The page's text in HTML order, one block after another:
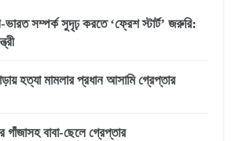
ভারত সম্পর্ক সুদৃঢ় করতে ‘ফ্রেশ স্টার্ট’ জরুরি:
হত্যা মামলার প্রধান আসামি গ্রেপ্তার
গাঁজাসহ বাবা-ছেলে গ্রেপ্তার